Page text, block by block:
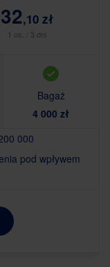
Bagaż
4 000 zł
000
pod wpływem
32,10 zł
1 os. / 3 dni